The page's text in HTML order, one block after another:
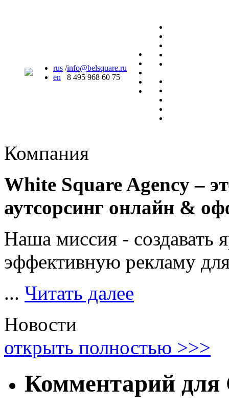
rus /
en
info@belsquare.ru
8 495 968 60 75
Компания
White Square Agency –
аутсорсинг онлайн &
Наша миссия - создавать
эффективную рекламу
... Читать далее
Новости
открыть полностью >>>
Комментарий